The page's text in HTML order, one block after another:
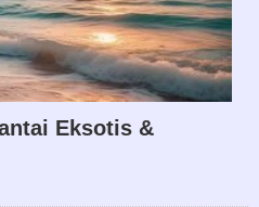
Eksotis &